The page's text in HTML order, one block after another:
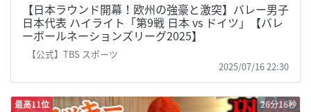
【日本ラウンド開幕！欧州の強豪と激突】バレー男子
日本代表 ハイライト「第9戦 日本 vs ドイツ」【バレ
ーボールネーションズリーグ2025】
【公式】TBS スポーツ
2025/07/16 22:30
最高11位 26分16秒